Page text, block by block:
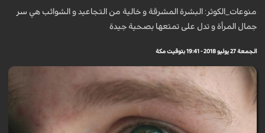
منوعات_الكوثر: البشرة المشرقة و خالية من التجاعيد و الشوائب هي سر
جمال المرأة و تدل على تمتعها بصحية جيدة
الجمعة 27 يوليو 2018 - 19:41 بتوقيت مكة